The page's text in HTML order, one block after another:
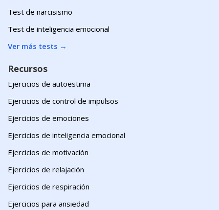
Test de narcisismo
Test de inteligencia emocional
Ver más tests →
Recursos
Ejercicios de autoestima
Ejercicios de control de impulsos
Ejercicios de emociones
Ejercicios de inteligencia emocional
Ejercicios de motivación
Ejercicios de relajación
Ejercicios de respiración
Ejercicios para ansiedad